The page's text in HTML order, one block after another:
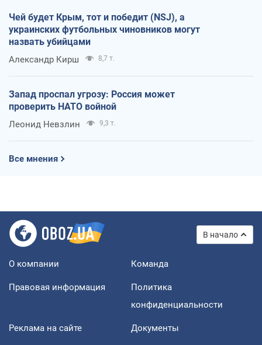
Чей будет Крым, тот и победит (NSJ), а
украинских футбольных чиновников могут
назвать убийцами
Александр Кирш 8,7 т.
Запад проспал угрозу: Россия может
проверить НАТО войной
Леонид Невзлин 9,3 т.
Все мнения
В начало
О компании Команда
Правовая информация
Политика
конфиденциальности
Реклама на сайте Документы